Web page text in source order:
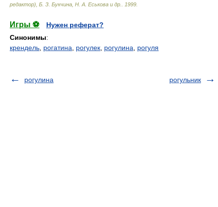
редактор), Б. З. Букчина, Н. А. Еськова и др.
1999
Игры ⚽
Нужен реферат?
Синонимы:
крендель рогатина рогулек рогулина рогуля
рогулина рогульник